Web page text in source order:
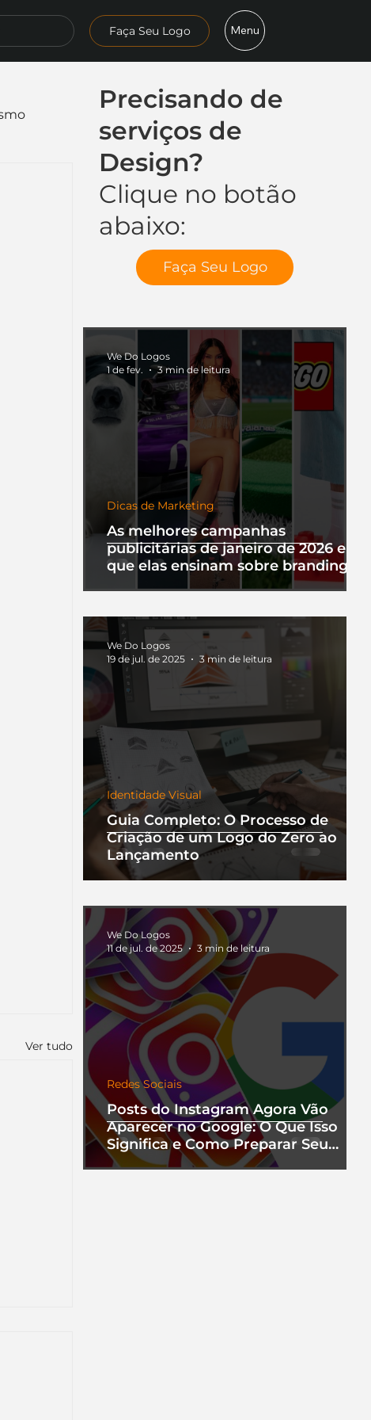
Faça Seu Logo Menu
Precisando de
serviços de
Design?
Clique no botão
abaixo:
Faça Seu Logo
As melhores campanhas
publicitárias de janeiro de 2026 e o
que elas ensinam sobre branding
Dicas de Marketing
We Do Logos
1 de fev.
3 min de leitura
Guia Completo: O Processo de
Criação de um Logo do Zero ao
Lançamento
Identidade Visual
We Do Logos
19 de jul. de 2025
3 min de leitura
Posts do Instagram Agora Vão
Aparecer no Google: O Que Isso
Significa e Como Preparar Seu
Perfil
Redes Sociais
We Do Logos
11 de jul. de 2025
3 min de leitura
Ver tudo